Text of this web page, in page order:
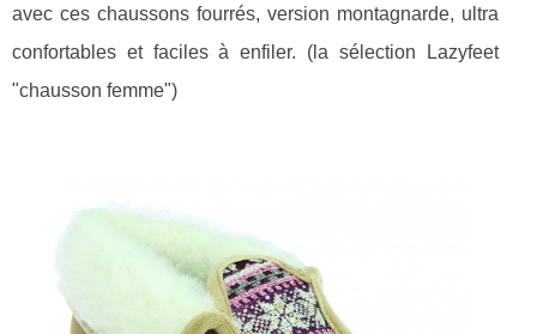
avec ces chaussons fourrés, version montagnarde, ultra
confortables et faciles à enfiler. (la sélection Lazyfeet
"chausson femme")